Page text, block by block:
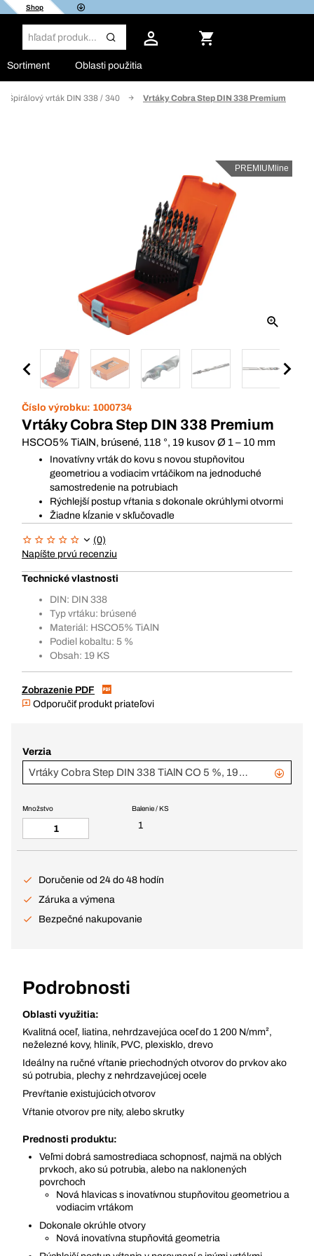
Shop
Sortiment Oblasti použitia
Špirálový vrták DIN 338 / 340 Vrtáky Cobra Step DIN 338 Premium
PREMIUMline
Číslo výrobku: 1000734
Vrtáky Cobra Step DIN 338 Premium
HSCO5% TiAlN, brúsené, 118 °, 19 kusov Ø 1 – 10 mm
Inovatívny vrták do kovu s novou stupňovitou
geometriou a vodiacim vrtáčikom na jednoduché
samostredenie na potrubiach
Rýchlejší postup vŕtania s dokonale okrúhlymi otvormi
Žiadne kĺzanie v skľučovadle
(0)
Napíšte prvú recenziu
Technické vlastnosti
DIN: DIN 338
Typ vrtáku: brúsené
Materiál: HSCO5% TiAlN
Podiel kobaltu: 5 %
Obsah: 19 KS
Zobrazenie PDF
Odporučiť produkt priateľovi
Verzia
Vrtáky Cobra Step DIN 338 TiAlN CO 5 %, 19-dielna súprava
Balenie / KS
1
Množstvo
Doručenie od 24 do 48 hodín
Záruka a výmena
Bezpečné nakupovanie
Podrobnosti
Oblasti využitia:
Kvalitná oceľ, liatina, nehrdzavejúca oceľ do 1 200 N/mm²,
neželezné kovy, hliník, PVC, plexisklo, drevo
Ideálny na ručné vŕtanie priechodných otvorov do prvkov ako
sú potrubia, plechy z nehrdzavejúcej ocele
Prevŕtanie existujúcich otvorov
Vŕtanie otvorov pre nity, alebo skrutky
Prednosti produktu:
Veľmi dobrá samostrediaca schopnosť, najmä na oblých
prvkoch, ako sú potrubia, alebo na naklonených
povrchoch
Nová hlavicas s inovatívnou stupňovitou geometriou a
vodiacim vrtákom
Dokonale okrúhle otvory
Nová inovatívna stupňovitá geometria